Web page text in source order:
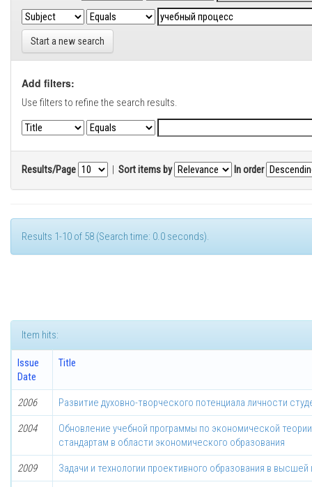
Start a new search
Add filters:
Use filters to refine the search results.
Results/Page | Sort items by In order
Results 1-10 of 58 (Search time: 0.0 seconds).
Item hits:
Issue
Date
Title
2006 Развитие духовно-творческого потенциала личности
2004
Обновление учебной программы по экономической
стандартам в области экономического образования
2009 Задачи и технологии проективного образования в